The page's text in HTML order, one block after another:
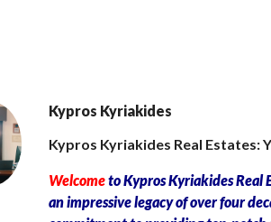
Kypros Kyriakides
Kypros Kyriakides Real Estates:
Welcometo Kypros Kyriakides Real
an impressive legacy of over four